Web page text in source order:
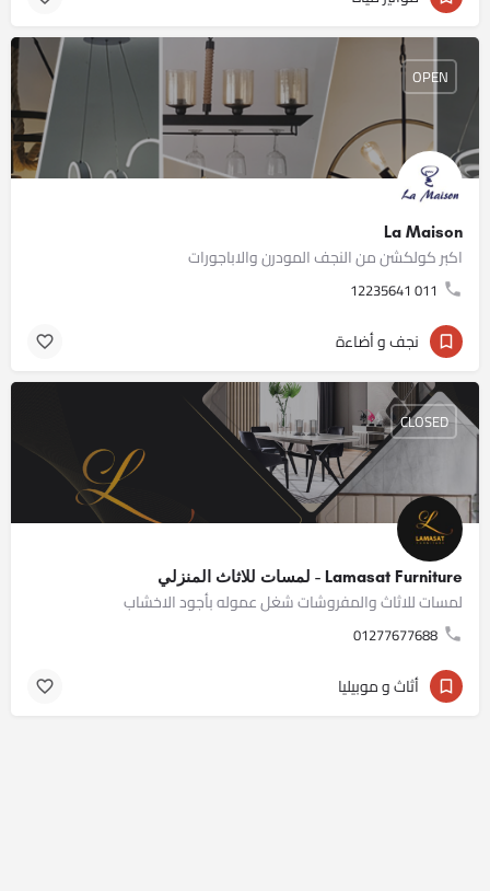
La Maison
اكبر كولكشن من النجف المودرن والاباجورات
011 12235641
OPEN
نجف و أضاءة
Lamasat Furniture - لمسات للاثاث المنزلي
لمسات للاثاث والمفروشات شغل عموله بأجود الاخشاب
01277677688
CLOSED
أثاث و موبيليا